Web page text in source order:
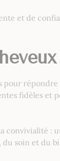
et de
pour
fidèles et
convivialité :
du soin et du